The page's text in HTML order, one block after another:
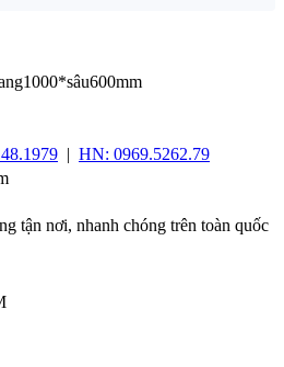
| HN: 0969.5262.79
tận nơi, nhanh chóng trên toàn quốc